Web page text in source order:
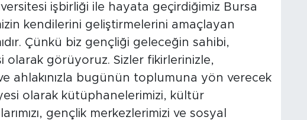
işbirliği ile hayata geçirdiğimiz Bursa
kendilerini geliştirmelerini amaçlayan
Çünkü biz gençliği geleceğin sahibi,
olarak görüyoruz. Sizler fikirlerinizle,
ahlakınızla bugünün toplumuna yön verecek
olarak kütüphanelerimizi, kültür
gençlik merkezlerimizi ve sosyal